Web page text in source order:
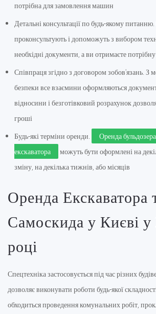
потрібна для замовлення машин
Детальні консультації по будь-якому
проконсультують і допоможуть з вибором
необхідні документи, а ви отримаєте
Співпраця згідно з договором зобов'язань. З
безпеки все взаємини оформляються
відносини і безготівковий розрахунок
гроші
Будь-які терміни оренди.
Оренда бульдозера
екскаватора
можуть бути оформлені на
зміну, на декілька тижнів, або місяців
Оренда Екскаватора
Самоскида у Києві
році
Спецтехніка застосовується під час різних
дозволяє виконувати роботи будь-якої
обходиться проведення комунальних робіт,